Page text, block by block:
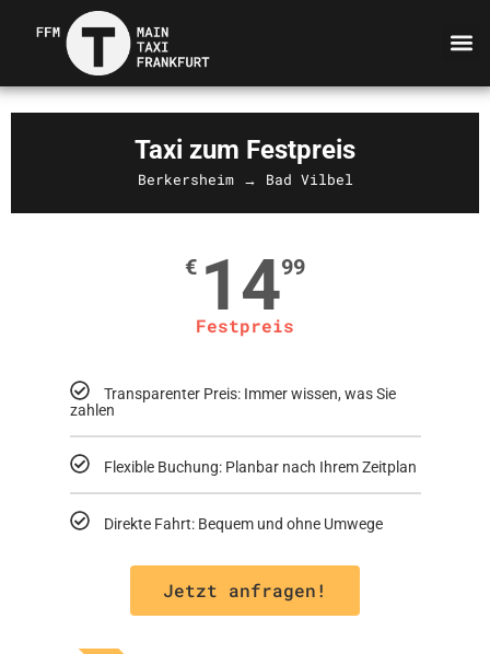
Taxi zum Festpreis
Berkersheim → Bad Vilbel
€ 1499
Festpreis
Transparenter Preis: Immer wissen, was Sie
zahlen
Flexible Buchung: Planbar nach Ihrem Zeitplan
Direkte Fahrt: Bequem und ohne Umwege
Jetzt anfragen!